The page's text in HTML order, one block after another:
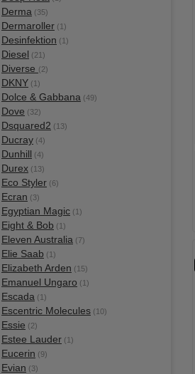
Derma (35)
Dermaroller (1)
Desinfektion (1)
Diesel (21)
Diverse (2)
DKNY (1)
Dolce & Gabbana (49)
Dove (32)
Dsquared2 (13)
Ducray (4)
Dunhill (4)
Durex (13)
Eco Styler (6)
Ecran (3)
Egyptian Magic (1)
Eight & Bob (1)
Eleven Australia (7)
Elie Saab (1)
Elizabeth Arden (15)
Emanuel Ungaro (1)
Escada (1)
Escentric Molecules (10)
Essie (2)
Estee Lauder (1)
Eucerin (9)
Evian (3)